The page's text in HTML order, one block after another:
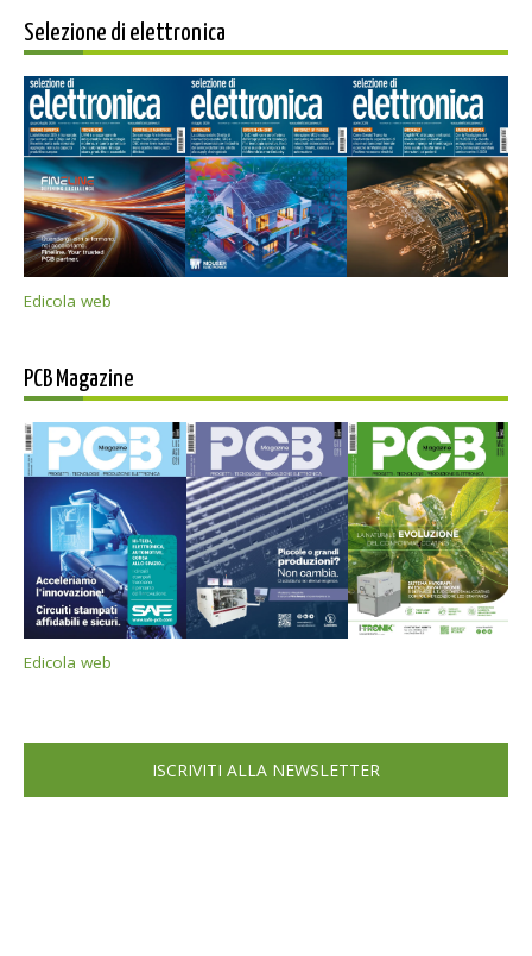
Selezione di elettronica
Edicola web
PCB Magazine
Edicola web
ISCRIVITI ALLA NEWSLETTER